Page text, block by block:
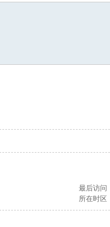
最后访问
所在时区